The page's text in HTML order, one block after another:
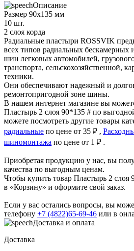
Описание
Размер 90х135 мм
10 шт.
2 слоя корда
Радиальные пластыри ROSSVIK
всех типов радиальных бескамерных
шин легковых автомобилей,
транспорта, сельскохозяйственной,
техники.
Они обеспечивают надежный и
ремонтопригодной зоне шины.
В нашем интернет магазине вы
Пластырь 2 слоя 90*135 # по
можете посмотреть другие товары
радиальные по цене от 35 ₽ ,
шиномонтажа по цене от 1 ₽ .
Приобретая продукцию у нас, вы
качества по выгодным ценам.
Чтобы купить товар Пластырь 2 слоя
в «Корзину» и оформите свой заказ.
Если у вас остались вопросы, вы
телефону +7 (4822)65-69-46 или в
Доставка и оплата
Доставка